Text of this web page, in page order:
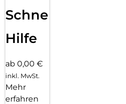
Schnelle
Hilfe
ab 0,00 €
inkl. MwSt.
Mehr
erfahren